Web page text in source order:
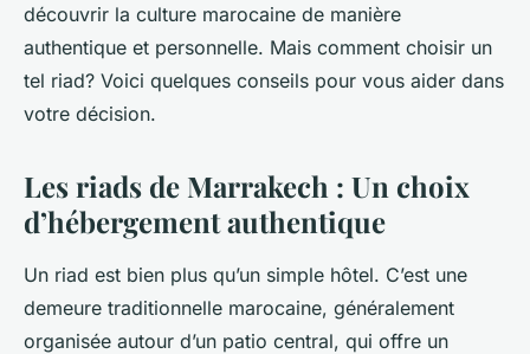
découvrir la culture marocaine de manière
authentique et personnelle. Mais comment choisir un
tel riad? Voici quelques conseils pour vous aider dans
votre décision.
Les riads de Marrakech : Un choix
d’hébergement authentique
Un riad est bien plus qu’un simple hôtel. C’est une
demeure traditionnelle marocaine, généralement
organisée autour d’un patio central, qui offre un